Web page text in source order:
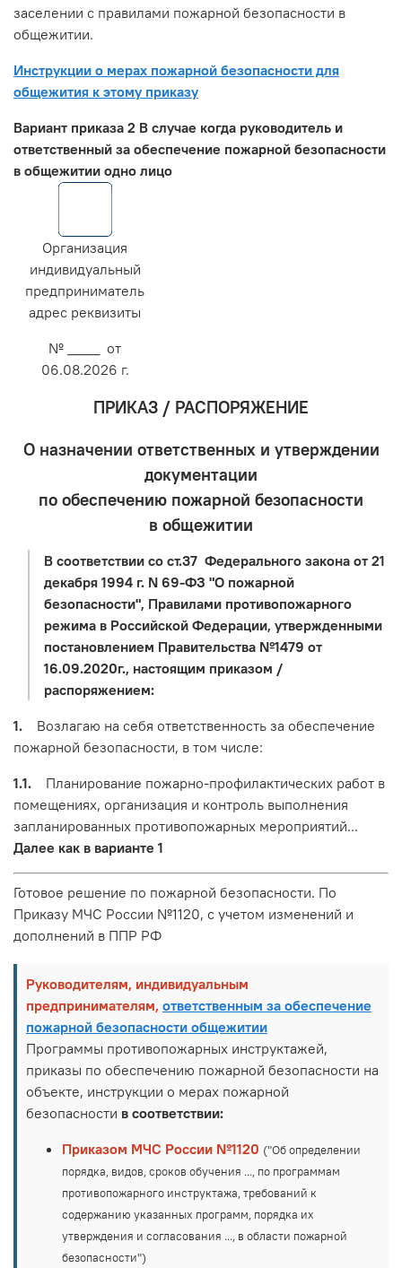
заселении с правилами пожарной безопасности в
общежитии.
Инструкции о мерах пожарной безопасности для
общежития к этому приказу
Вариант приказа 2 В случае когда руководитель и
ответственный за обеспечение пожарной безопасности
в общежитии одно лицо
Организация
индивидуальный
предприниматель
адрес реквизиты
№ ____ от
06.08.2026 г.
ПРИКАЗ / РАСПОРЯЖЕНИЕ
О назначении ответственных и утверждении
документации
по обеспечению пожарной безопасности
в общежитии
В соответствии со ст.37 Федерального закона от 21
декабря 1994 г. N 69-ФЗ "О пожарной
безопасности", Правилами противопожарного
режима в Российской Федерации, утвержденными
постановлением Правительства №1479 от
16.09.2020г., настоящим приказом /
распоряжением:
1.
Возлагаю на себя ответственность за обеспечение
пожарной безопасности, в том числе:
1.1. Планирование пожарно-профилактических работ в
помещениях, организация и контроль выполнения
запланированных противопожарных мероприятий...
Далее как в варианте 1
Готовое решение по пожарной безопасности. По
Приказу МЧС России №1120, с учетом изменений и
дополнений в ППР РФ
Руководителям, индивидуальным
предпринимателям, ответственным за обеспечение
пожарной безопасности общежитии
Программы противопожарных инструктажей,
приказы по обеспечению пожарной безопасности на
объекте, инструкции о мерах пожарной
безопасности в соответствии:
Приказом МЧС России №1120 ("Об определении
порядка, видов, сроков обучения ..., по программам
противопожарного инструктажа, требований к
содержанию указанных программ, порядка их
утверждения и согласования ..., в области пожарной
безопасности")